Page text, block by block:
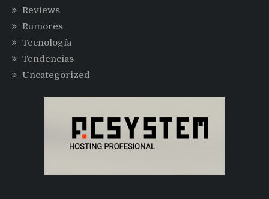
Reviews
Rumores
Tecnología
Tendencias
Uncategorized